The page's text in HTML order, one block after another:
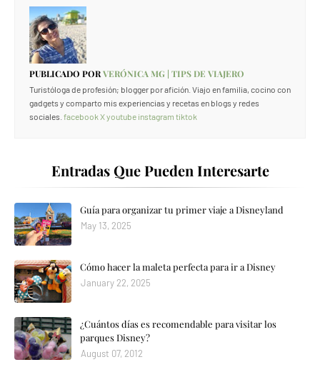
PUBLICADO PORVERÓNICA MG | TIPS DE VIAJERO
Turistóloga de profesión; blogger por afición. Viajo en familia, cocino con
gadgets y comparto mis experiencias y recetas en blogs y redes
sociales. facebook Xyoutube instagram tiktok
Entradas Que Pueden Interesarte
Guía para organizar tu primer viaje a Disneyland
May 13, 2025
Cómo hacer la maleta perfecta para ir a Disney
January 22, 2025
¿Cuántos días es recomendable para visitar los
parques Disney?
August 07, 2012